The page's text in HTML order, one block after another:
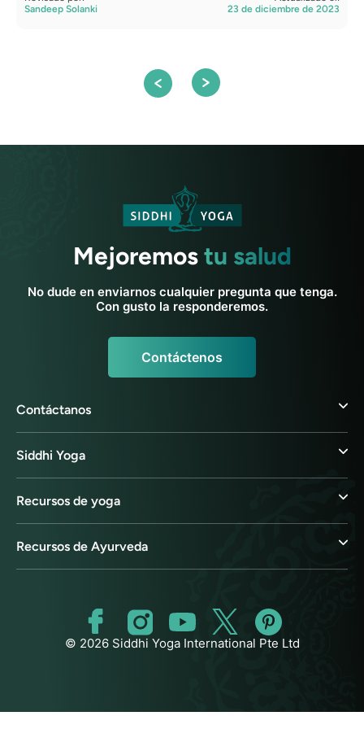
Sandeep Solanki
23 de diciembre de 2023
Mejoremostu salud
No dude en enviarnos cualquier pregunta que tenga.
Con gusto la responderemos.
Contáctenos
Contáctanos
Siddhi Yoga
Recursos de yoga
Recursos de Ayurveda
© 2026 Siddhi Yoga International Pte Ltd